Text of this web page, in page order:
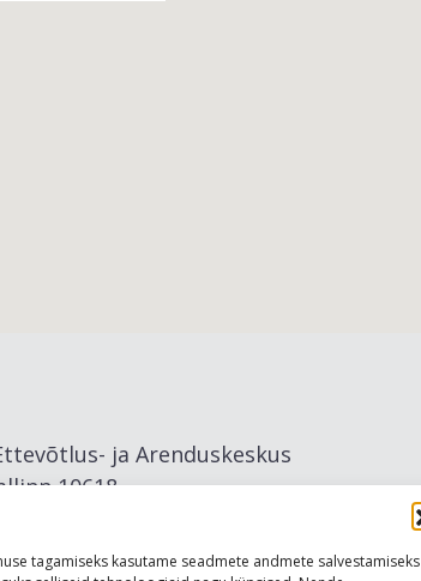
tagamiseks kasutame seadmete andmete salvestamiseks
ja Arenduskeskus
10618